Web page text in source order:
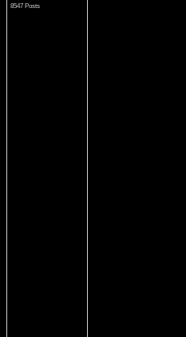
8547 Posts